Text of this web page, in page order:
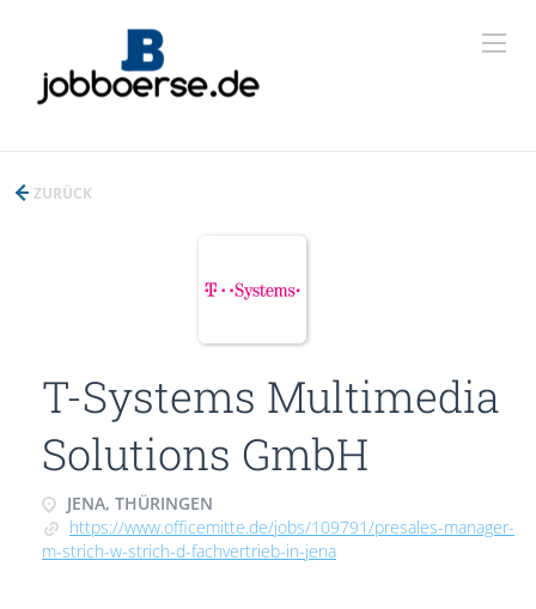
ZURÜCK
T-Systems Multimedia
Solutions GmbH
JENA, THÜRINGEN
https://www.officemitte.de/jobs/109791/presales-manager-
m-strich-w-strich-d-fachvertrieb-in-jena